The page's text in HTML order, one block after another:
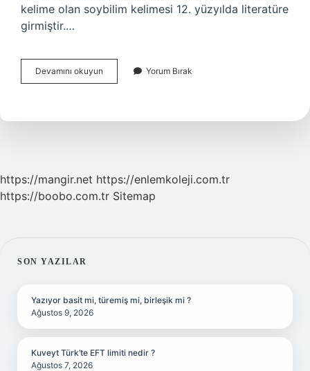
kelime olan soybilim kelimesi 12. yüzyılda literatüre
girmiştir.…
Devamını okuyun
Ne
Yorum Bırak
https://mangir.net https://enlemkoleji.com.tr
https://boobo.com.tr Sitemap
SIDEBAR
SON YAZILAR
Yazıyor basit mi, türemiş mi, birleşik mi ?
Ağustos 9, 2026
Kuveyt Türk’te EFT limiti nedir ?
Ağustos 7, 2026